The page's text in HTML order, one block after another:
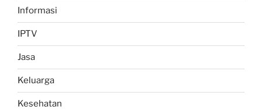
Informasi
IPTV
Jasa
Keluarga
Kesehatan